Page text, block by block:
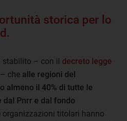
storica per lo
stabilito – con il decreto legge
– che alle regioni del
almeno il 40% di tutte le
Pnrr e dal fondo
organizzazioni titolari hanno